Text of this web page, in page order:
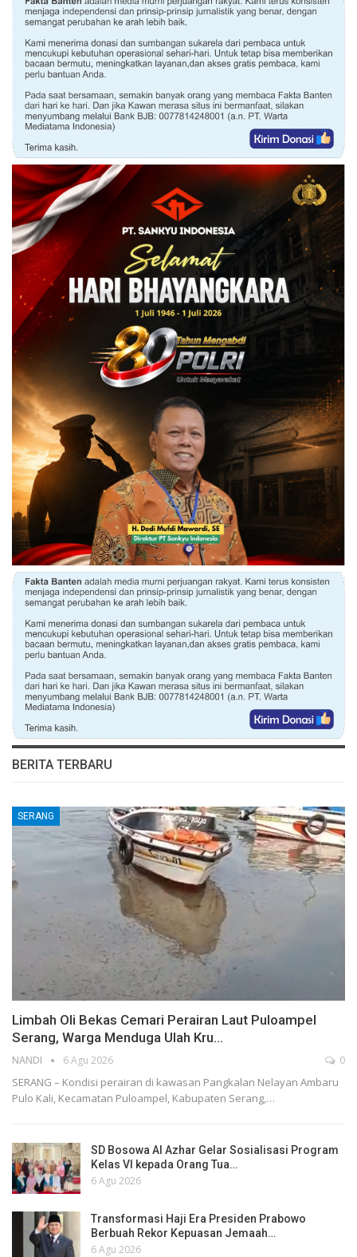
BERITA TERBARU
SERANG
Limbah Oli Bekas Cemari Perairan Laut Puloampel
Serang, Warga Menduga Ulah Kru…
NANDI 6 Agu 2026 0
SERANG – Kondisi perairan di kawasan Pangkalan Nelayan Ambaru
Pulo Kali, Kecamatan Puloampel, Kabupaten Serang,…
SD Bosowa Al Azhar Gelar Sosialisasi Program
Kelas VI kepada Orang Tua…
6 Agu 2026
Transformasi Haji Era Presiden Prabowo
Berbuah Rekor Kepuasan Jemaah…
6 Agu 2026